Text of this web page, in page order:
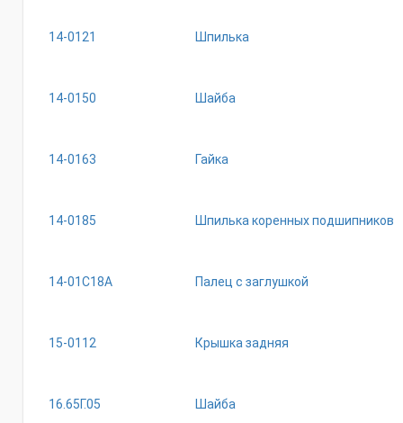
14-0121 Шпилька
14-0150 Шайба
14-0163 Гайка
14-0185 Шпилька коренных подшипников
14-01С18А Палец с заглушкой
15-0112 Крышка задняя
16.65Г.05 Шайба